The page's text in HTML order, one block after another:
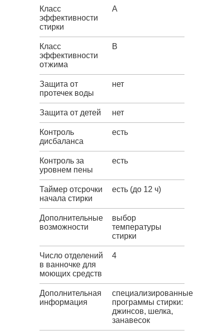
Класс
эффективности
стирки
A
Класс
эффективности
отжима
B
Защита от
протечек воды
нет
Защита от детей нет
Контроль
дисбаланса
есть
Контроль за
уровнем пены
есть
Таймер отсрочки
начала стирки
есть (до 12 ч)
Дополнительные
возможности
выбор
температуры
стирки
Число отделений
в ванночке для
моющих средств
4
Дополнительная
информация
специализированные
программы стирки:
джинсов, шелка,
занавесок